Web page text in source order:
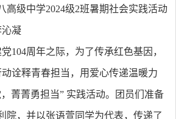
级中学2024级2班暑期社会实践活动
凝
104周年之际，为了传承红色基因，
诠释青春担当，用爱心传递温暖力
菁菁勇担当” 实践活动。团员们准备
院，并以张语萱同学为代表，传递了